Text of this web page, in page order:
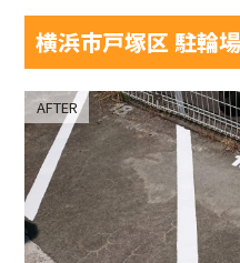
横浜市戸塚区 駐輪